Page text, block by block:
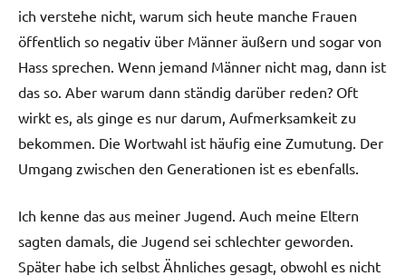
ich verstehe nicht, warum sich heute manche Frauen
öffentlich so negativ über Männer äußern und sogar von
Hass sprechen. Wenn jemand Männer nicht mag, dann ist
das so. Aber warum dann ständig darüber reden? Oft
wirkt es, als ginge es nur darum, Aufmerksamkeit zu
bekommen. Die Wortwahl ist häufig eine Zumutung. Der
Umgang zwischen den Generationen ist es ebenfalls.
Ich kenne das aus meiner Jugend. Auch meine Eltern
sagten damals, die Jugend sei schlechter geworden.
Später habe ich selbst Ähnliches gesagt, obwohl es nicht